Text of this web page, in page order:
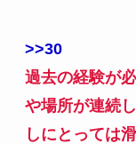
>>30
過去の経験が
や場所が連続
しにとっては